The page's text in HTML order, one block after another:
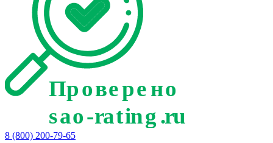
8 (800) 200-79-65